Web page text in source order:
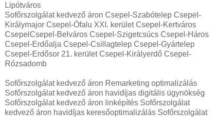
Lipótváros
Sofőrszolgálat kedvező áron Csepel-Szabótelep Csepel-
Királymajor Csepel-Ófalu XXI. kerület Csepel-Kertváros
CsepelCsepel-Belváros Csepel-Szigetcsúcs Csepel-Háros
Csepel-Erdőalja Csepel-Csillagtelep Csepel-Gyártelep
Csepel-Erdősor 21. kerület Csepel-Királyerdő Csepel-
Rózsadomb
Sofőrszolgálat kedvező áron Remarketing optimalizálás
Sofőrszolgálat kedvező áron havidíjas digitális ügynökség
Sofőrszolgálat kedvező áron linképítés Sofőrszolgálat
kedvező áron havidíjas keresőoptimalizálás Sofőrszolgálat